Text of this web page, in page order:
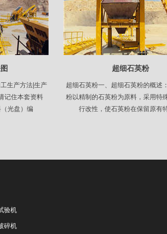
生产方法|生产
记住本套资料
（光盘）编
超细石英粉
超细石英粉一、超细石英粉的概述
粉以精制的石英粉为原料，采用特
行改性，使石英粉在保留原有
验机
碎机